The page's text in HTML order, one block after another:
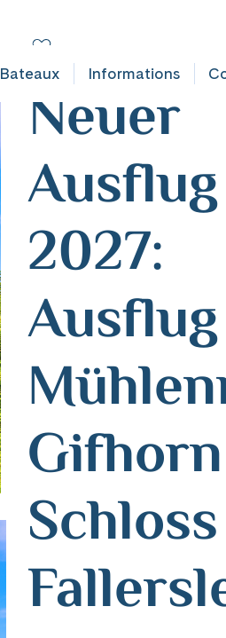
Bateaux Informations
Deutschland
Neuer
Ausflug
2027:
Ausflug
Schloss